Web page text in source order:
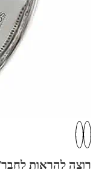
רוצה להראות